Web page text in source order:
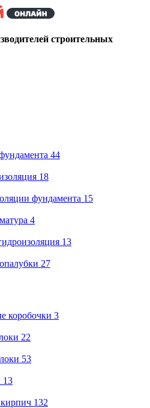
строительных
44
18
фундамента 15
4
13
27
коробочки 3
22
53
13
132